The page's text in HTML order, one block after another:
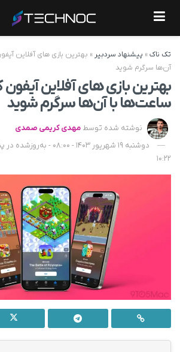
تک ناک» پیشنهاد سردبیر » بهترین بازی های آفلاین
آن‌ها سرگرم شوید
بهترین بازی های آفلاین
ساعت‌ها با آن‌ها سرگرم شوید
نوشته شده توسط مهدی کریمی صمدی
10:22